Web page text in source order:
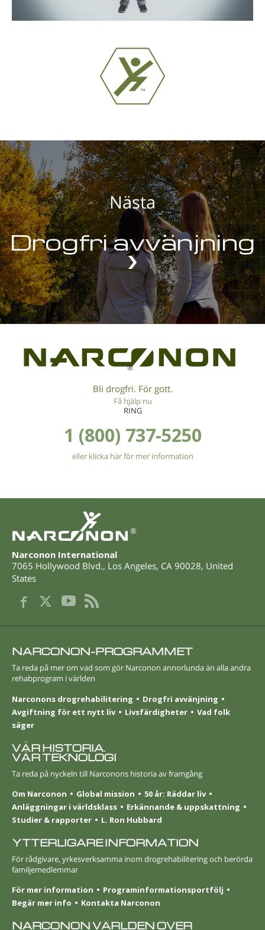
Nästa
Drogfri avvänjning
®
Bli drogfri. För gott.
Få hjälp nu
RING
1 (800) 737-5250
eller klicka här för mer information
®
Narconon International
7065 Hollywood Blvd., Los Angeles, CA 90028, United
States
NARCONON-PROGRAMMET
Ta reda på mer om vad som gör Narconon annorlunda än alla andra
rehabprogram i världen
Narconons drogrehabilitering
Drogfri avvänjning
Avgiftning för ett nytt liv
Livsfärdigheter
Vad folk
säger
VÅR HISTORIA.
VÅR TEKNOLOGI
Ta reda på nyckeln till Narconons historia av framgång
Om Narconon
Global mission
50 år: Räddar liv
Anläggningar i världsklass
Erkännande & uppskattning
Studier & rapporter
L. Ron Hubbard
YTTERLIGARE INFORMATION
För rådgivare, yrkesverksamma inom drogrehabilitering och berörda
familjemedlemmar
För mer information
Programinformationsportfölj
Begär mer info
Kontakta Narconon
NARCONON VÄRLDEN ÖVER